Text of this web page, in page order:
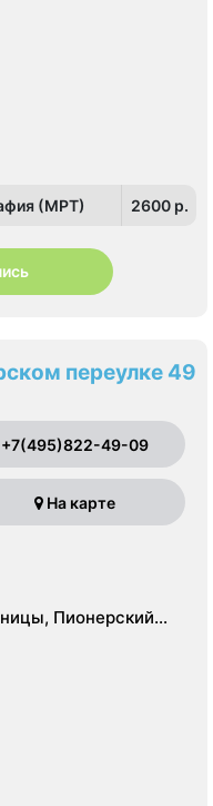
(МРТ) 2600 p.
переулке 49
+7(495)822-49-09
На карте
Пионерский